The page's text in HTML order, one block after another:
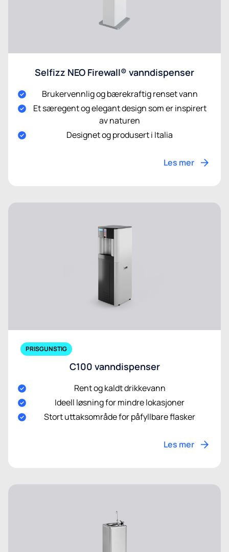
Selfizz NEO Firewall® vanndispenser
Brukervennlig og bærekraftig renset vann
Et særegent og elegant design som er inspirert
av naturen
Designet og produsert i Italia
Les mer
PRISGUNSTIG
C100 vanndispenser
Rent og kaldt drikkevann
Ideell løsning for mindre lokasjoner
Stort uttaksområde for påfyllbare flasker
Les mer